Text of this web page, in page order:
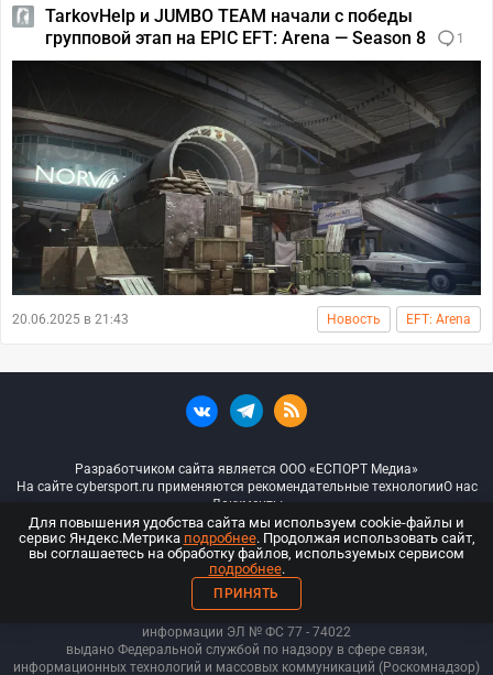
TarkovHelp и JUMBO TEAM начали с победы
групповой этап на EPIC EFT: Arena — Season 8
1
20.06.2025 в 21:43 Новость EFT: Arena
Разработчиком сайта является ООО «ЕСПОРТ Медиа»
На сайте cybersport.ru применяются рекомендательные технологииО нас
Документы
© ООО «Киберспорт.ру» — Все права защищены
18+
ООО «Киберспорт.ру». Свидетельство о регистрации средств массовой
информации ЭЛ № ФС 77 - 74022
выдано Федеральной службой по надзору в сфере связи,
информационных технологий и массовых коммуникаций (Роскомнадзор)
Для повышения удобства сайта мы используем cookie-файлы и
сервис Яндекс.Метрика подробнее. Продолжая использовать сайт,
вы соглашаетесь на обработку файлов, используемых сервисом
подробнее.
ПРИНЯТЬ